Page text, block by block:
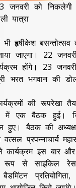
को निकलेगी
यात्रा
हृषीकेश बसन्तोत्सव
जाएगा। 22
होंगे। 23
भरत भगवान की
की रूपरेखा
में एक बैठक हुई।
हुए। बैठक की
प्रपन्नाचार्य
इस बार और
से साइकिल रेस,